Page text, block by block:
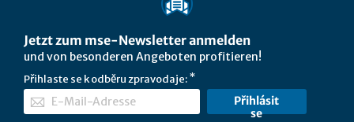
Jetzt zum mse-Newsletter anmelden
und von besonderen Angeboten profitieren!
Přihlaste se k odběru zpravodaje:
Přihlásit
se